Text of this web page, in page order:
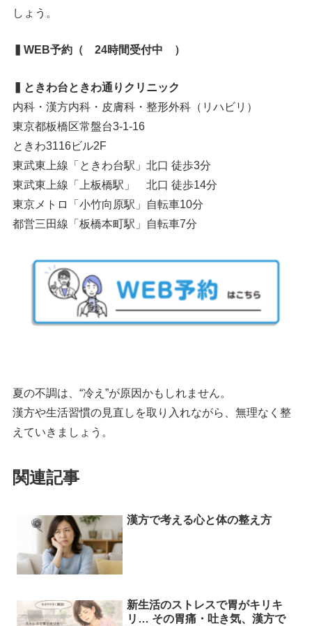
しょう。
▍WEB予約（ 24時間受付中 ）
▍ときわ台ときわ通りクリニック
内科・漢方内科・皮膚科・整形外科（リハビリ）
東京都板橋区常盤台3-1-16
ときわ3116ビル2F
東武東上線「ときわ台駅」北口 徒歩3分
東武東上線「上板橋駅」 北口 徒歩14分
東京メトロ「小竹向原駅」自転車10分
都営三田線「板橋本町駅」自転車7分
夏の不調は、“冷え”が原因かもしれません。
漢方や生活習慣の見直しを取り入れながら、無理なく整
えていきましょう。
関連記事
漢方で考える心と体の整え方
新生活のストレスで胃がキリキ
リ… その胃痛・吐き気、漢方で